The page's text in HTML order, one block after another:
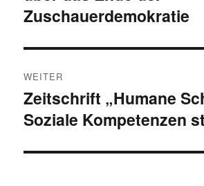
Zuschauerdemokratie
WEITER
Nächster
Beitrag:
Zeitschrift „Humane
Soziale Kompetenzen